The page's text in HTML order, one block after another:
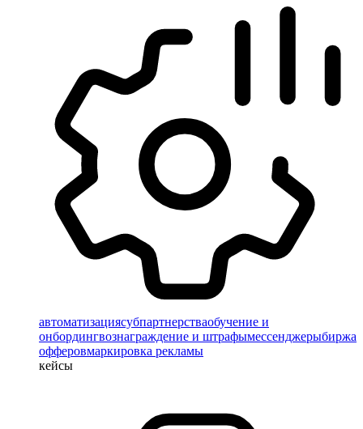
автоматизациясубпартнерстваобучение и
онбордингвознаграждение и штрафымессенджерыбиржа
офферовмаркировка рекламы
кейсы